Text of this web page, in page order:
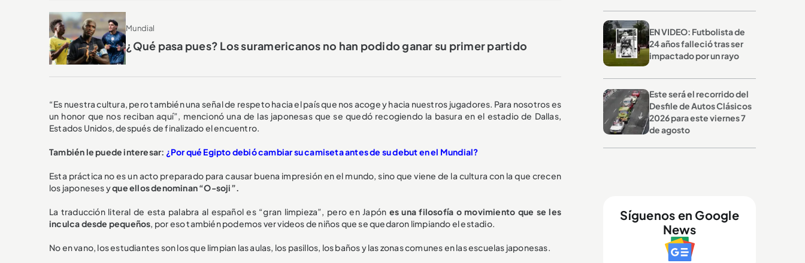
Mundial
¿Qué pasa pues? Los suramericanos no han podido ganar su primer partido
“Es nuestra cultura, pero también una señal de respeto hacia el país que nos acoge y hacia nuestros jugadores. Para nosotros es
un honor que nos reciban aquí”, mencionó una de las japonesas que se quedó recogiendo la basura en el estadio de Dallas,
Estados Unidos, después de finalizado el encuentro.
También le puede interesar: ¿Por qué Egipto debió cambiar su camiseta antes de su debut en el Mundial?
Esta práctica no es un acto preparado para causar buena impresión en el mundo, sino que viene de la cultura con la que crecen
los japoneses yque ellos denominan “O-soji”.
La traducción literal de esta palabra al español es “gran limpieza”, pero en Japón es una filosofía o movimiento que se les
inculca desde pequeños, por eso también podemos ver videos de niños que se quedaron limpiando el estadio.
No en vano, los estudiantes son los que limpian las aulas, los pasillos, los baños y las zonas comunes en las escuelas japonesas.
EN VIDEO: Futbolista de
24 años falleció tras ser
impactado por un rayo
Este será el recorrido del
Desfile de Autos Clásicos
2026 para este viernes 7
de agosto
Síguenos en Google
News